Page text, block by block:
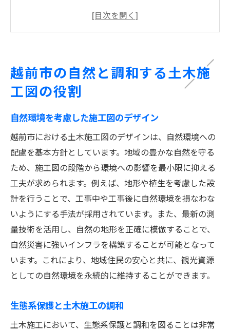
地域特有の地形に適応する設計手法
福井県越前市における土木施工図の最新技術と
は
デジタル技術による施工図の進化
3Dモデリングとその活用
スマートインフラの導入事例
環境に優しい素材の選択
AIを活用した施工プロセスの効率化
最新技術がもたらす安全性の向上
地域発展に寄与する越前市の土木施工図の未来
地域経済を支えるインフラ整備
観光資源としての施工図プロジェクト
未来志向の地域開発プラン
持続可能な発展を支える技術革新
越前市の自然と調和する土木施
工図の役割
自然環境を考慮した施工図のデザイン
越前市における土木施工図のデザインは、自然環境への
配慮を基本方針としています。地域の豊かな自然を守る
ため、施工図の段階から環境への影響を最小限に抑える
工夫が求められます。例えば、地形や植生を考慮した設
計を行うことで、工事中や工事後に自然環境を損なわな
いようにする手法が採用されています。また、最新の測
量技術を活用し、自然の地形を正確に模倣することで、
自然災害に強いインフラを構築することが可能となって
います。これにより、地域住民の安心と共に、観光資源
としての自然環境を永続的に維持することができます。
生態系保護と土木施工の調和
土木施工において、生態系保護と調和を図ることは非常